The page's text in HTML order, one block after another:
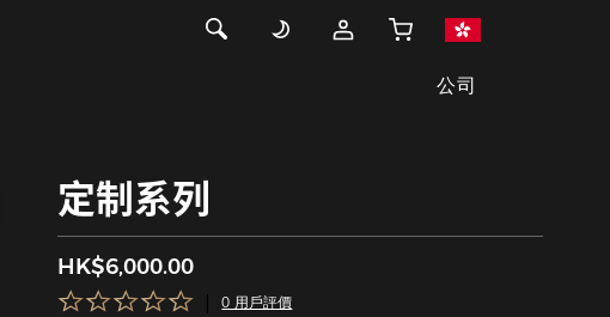
公司
定制系列
HK$6,000.00
0 用戶評價